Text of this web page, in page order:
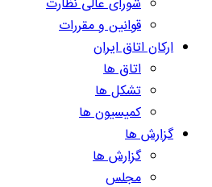
شورای عالی نظارت
قوانین و مقررات
ارکان اتاق ایران
اتاق ها
تشکل ها
کمیسیون ها
گزارش ها
گزارش ها
مجلس